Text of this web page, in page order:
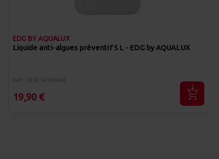
EDG BY AQUALUX
Liquide anti-algues préventif 5 L - EDG by AQUALUX
Réf : 3359192000600
19,90 €